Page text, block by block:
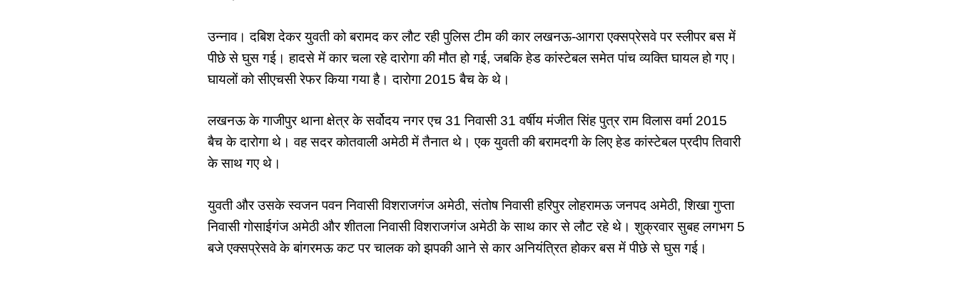
उन्नाव। दबिश देकर युवती को बरामद कर लौट रही पुलिस टीम की कार लखनऊ-आगरा एक्सप्रेसवे पर स्लीपर बस में
पीछे से घुस गई। हादसे में कार चला रहे दारोगा की मौत हो गई, जबकि हेड कांस्टेबल समेत पांच व्यक्ति घायल हो गए।
घायलों को सीएचसी रेफर किया गया है। दारोगा 2015 बैच के थे।
लखनऊ के गाजीपुर थाना क्षेत्र के सर्वोदय नगर एच 31 निवासी 31 वर्षीय मंजीत सिंह पुत्र राम विलास वर्मा 2015
बैच के दारोगा थे। वह सदर कोतवाली अमेठी में तैनात थे। एक युवती की बरामदगी के लिए हेड कांस्टेबल प्रदीप तिवारी
के साथ गए थे।
युवती और उसके स्वजन पवन निवासी विशराजगंज अमेठी, संतोष निवासी हरिपुर लोहरामऊ जनपद अमेठी, शिखा गुप्ता
निवासी गोसाईगंज अमेठी और शीतला निवासी विशराजगंज अमेठी के साथ कार से लौट रहे थे। शुक्रवार सुबह लगभग 5
बजे एक्सप्रेसवे के बांगरमऊ कट पर चालक को झपकी आने से कार अनियंत्रित होकर बस में पीछे से घुस गई।